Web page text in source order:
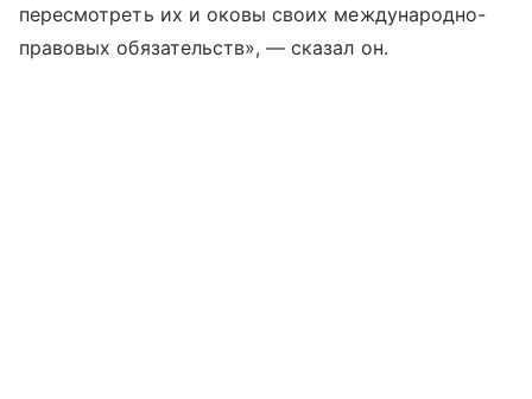
пересмотреть их и оковы своих международно-
правовых обязательств», — сказал он.